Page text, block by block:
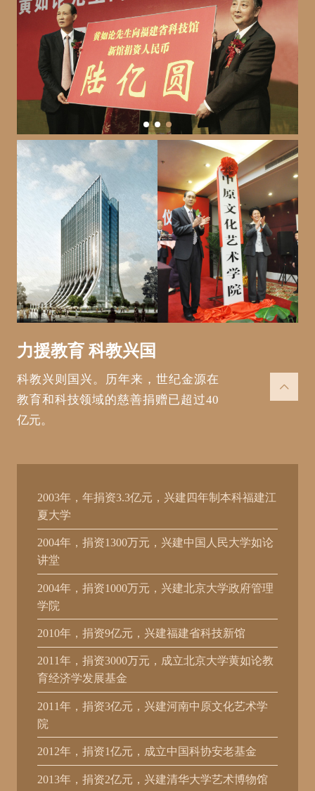
力援教育 科教兴国
科教兴则国兴。历年来，世纪金源在
教育和科技领域的慈善捐赠已超过40
亿元。

2003年，年捐资3.3亿元，兴建四年制本科福建江
夏大学
2004年，捐资1300万元，兴建中国人民大学如论
讲堂
2004年，捐资1000万元，兴建北京大学政府管理
学院
2010年，捐资9亿元，兴建福建省科技新馆
2011年，捐资3000万元，成立北京大学黄如论教
育经济学发展基金
2011年，捐资3亿元，兴建河南中原文化艺术学
院
2012年，捐资1亿元，成立中国科协安老基金
2013年，捐资2亿元，兴建清华大学艺术博物馆